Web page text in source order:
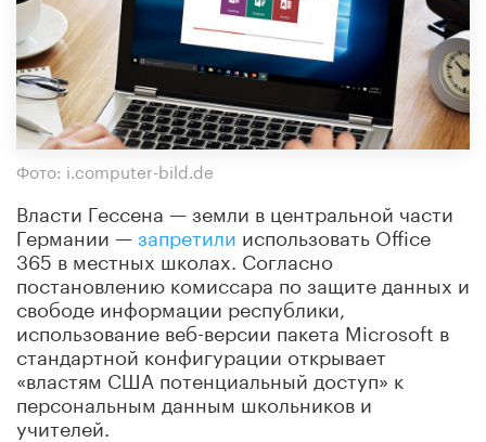
Фото: i.computer-bild.de
Власти Гессена — земли в центральной части
Германии —запретили использовать Office
365 в местных школах. Согласно
постановлению комиссара по защите данных и
свободе информации республики,
использование веб-версии пакета Microsoft в
стандартной конфигурации открывает
«властям США потенциальный доступ» к
персональным данным школьников и
учителей.